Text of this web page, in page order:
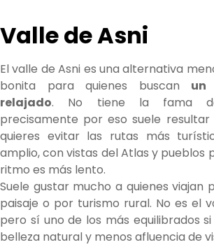
Valle de Asni
El valle de Asni es una alternativa
bonita para quienes buscan un
relajado. No tiene la fama
precisamente por eso suele
quieres evitar las rutas más
amplio, con vistas del Atlas y pueblos
ritmo es más lento.
Suele gustar mucho a quienes
paisaje o por turismo rural. No es el
pero sí uno de los más equilibrados
belleza natural y menos afluencia de